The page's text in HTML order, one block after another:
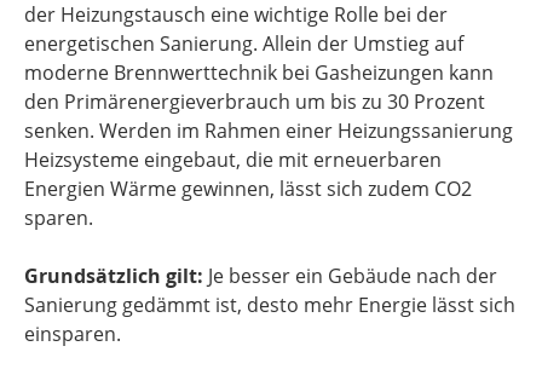
der Heizungstausch eine wichtige Rolle bei der
energetischen Sanierung. Allein der Umstieg auf
moderne Brennwerttechnik bei Gasheizungen kann
den Primärenergieverbrauch um bis zu 30 Prozent
senken. Werden im Rahmen einer Heizungssanierung
Heizsysteme eingebaut, die mit erneuerbaren
Energien Wärme gewinnen, lässt sich zudem CO2
sparen.
Grundsätzlich gilt: Je besser ein Gebäude nach der
Sanierung gedämmt ist, desto mehr Energie lässt sich
einsparen.